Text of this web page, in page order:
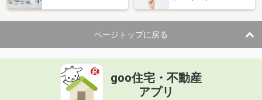
ページトップに戻る
goo住宅・不動産
アプリ